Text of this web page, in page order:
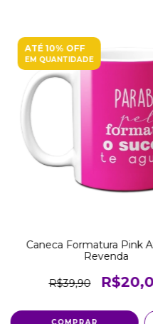
ATÉ 10% OFF
EM QUANTIDADE
Caneca Formatura Pink
Revenda
R$39,90
COMPRAR